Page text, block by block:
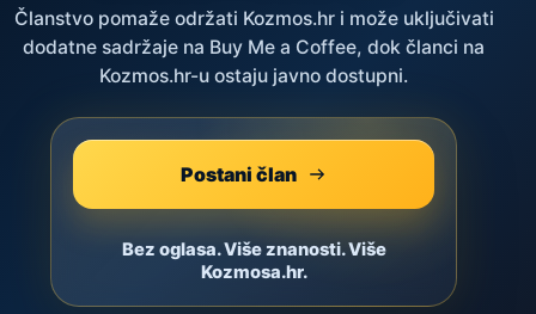
Članstvo pomaže održati Kozmos.hr i može uključivati
dodatne sadržaje na Buy Me a Coffee, dok članci na
Kozmos.hr-u ostaju javno dostupni.
Postani član
Bez oglasa. Više znanosti. Više
Kozmosa.hr.